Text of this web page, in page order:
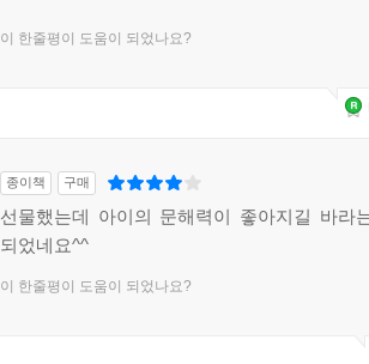
이 한줄평이 도움이 되었나요?
종이책 구매
선물했는데 아이의 문해력이 좋아지길 바라
되었네요^^
이 한줄평이 도움이 되었나요?